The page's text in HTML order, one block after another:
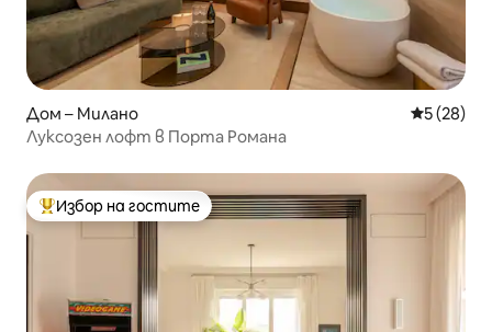
Дом – Милано Средна
5 (28)
Луксозен лофт в Порта Романа
Най-популярен избор на гостите
Избор на гостите